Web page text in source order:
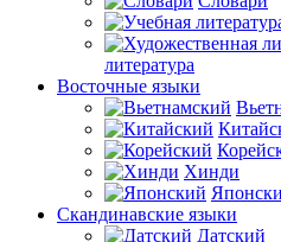
литература
Восточные языки
Хинди
Скандинавские языки
Датский